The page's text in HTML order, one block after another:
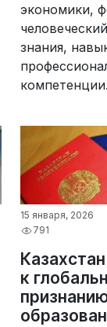
экономики,
знания,
15 января, 2026
791
к